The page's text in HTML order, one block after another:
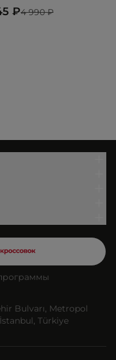
4 990 ₽
₽
Bulvarı, Metropol
Türkiye